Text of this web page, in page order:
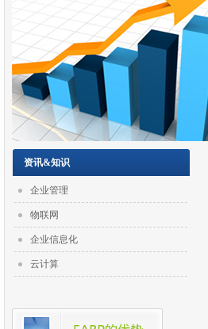
资讯&知识
企业管理
物联网
企业信息化
云计算